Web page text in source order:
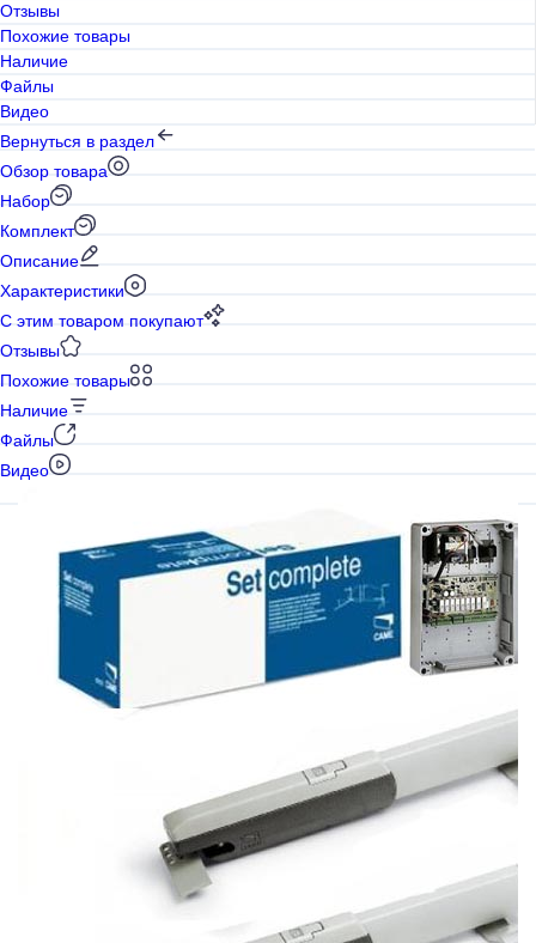
Отзывы
Похожие товары
Наличие
Файлы
Видео
Вернуться в раздел
Обзор товара
Набор
Комплект
Описание
Характеристики
С этим товаром покупают
Отзывы
Похожие товары
Наличие
Файлы
Видео